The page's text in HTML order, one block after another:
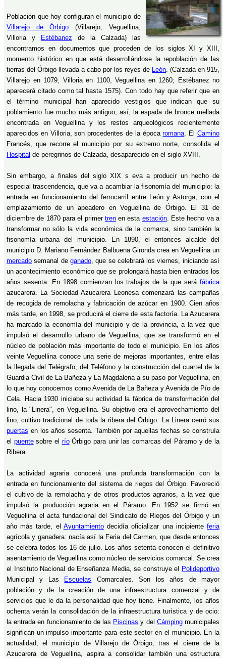
Población que hoy configuran el municipio de
Villarejo de Órbigo (Villarejo, Veguellina,
Villoria y
Estébanez de la Calzada) las
encontramos en documentos que proceden de los siglos XI y XIII,
momento histórico en que está desarrollándose la repoblación de las
tierras del Órbigo llevada a cabo por los reyes de
León . (Calzada en 915,
Villarejo en 1079, Villoria en 1100, Veguellina en 1260; Estébanez no
aparecerá citado como tal hasta 1575). Con todo hay que referir que en
el término municipal han aparecido vestigios que indican que su
poblamiento fue mucho más antiguo; así, la espada de bronce mellada
encontrada en Veguellina y los restos arqueológicos recientemente
aparecidos en Villoria, son procedentes de la épocaromana . ElCamino
Francés, que recorre el municipio por su extremo norte, consolida el
Hospital de peregrinos de Calzada, desaparecido en el siglo XVIII.
Sin embargo, a finales del siglo XIX s eva a producir un hecho de
especial trascendencia, que va a acambiar la fisonomía del municipio: la
entrada en funcionamiento del ferrocarril entre León y Astorga, con el
emplazamiento de un apeadero en Veguellina de Órbigo. El 31 de
diciembre de 1870 para el primer trenen esta estación. Este hecho va a
transformar no sólo la vida económica de la comarca, sino también la
fisonomía urbana del municipio. En 1890, el entonces alcalde del
municipio D. Mariano Fernández Balbuena Gironda crea en Veguellina un
mercado semanal de ganado, que se celebrará los viernes, iniciando así
un acontecimiento económico que se prolongará hasta bien entrados los
años sesenta. En 1898 comienzan los trabajos de la que será fábrica
azucarera. La Sociedad Azucarera Leonesa comenzará las campañas
de recogida de remolacha y fabricación de azúcar en 1900. Cien años
más tarde, en 1998, se producirá el cierre de esta factoría. La Azucarera
ha marcado la economía del municipio y de la provincia, a la vez que
impulsó el desarrrollo urbano de Veguellina, que se transformó en el
núcleo de población más importante de todo el municipio. En los años
veinte Veguellina conoce una serie de mejoras importantes, entre ellas
la llegada del Telégrafo, del Teléfono y la construcción del cuartel de la
Guardia Civil de La Bañeza y La Magdalena a su paso por Veguellina, en
lo que hoy conocemos como Avenida de La Bañeza y Avenida de Pío de
Cela. Hacia 1930 iniciaba su actividad la fábrica de transformación del
lino, la "Linera", en Veguellina. Su objetivo era el aprovechamiento del
lino, cultivo tradicional de toda la ribera del Órbigo. La Linera cerró sus
puertas en los años sesenta. También por aquellas fechas se construía
el puentesobre el ríoÓrbigo para unir las comarcas del Páramo y de la
Ribera.
La actividad agraria conocerá una profunda transformación con la
entrada en funcionamiento del sistema de riegos del Órbigo. Favoreció
el cultivo de la remolacha y de otros productos agrarios, a la vez que
impulsó la producción agraria en el Páramo. En 1952 se firmó en
Veguellina el acta fundacional del Sindicato de Riegos del Órbigo y un
año más tarde, el Ayuntamientodecidía oficializar una incipienteferia
agrícola y ganadera: nacía así la Feria del Carmen, que desde entonces
se celebra todos los 16 de julio. Los años setenta conocen el definitivo
asentamiento de Veguellina como núcleo de servicios comarcal. Se crea
el Instituto Nacional de Enseñanza Media, se construye el
Polideportivo
Municipal y Las
Escuelas Comarcales. Son los años de mayor
población y de la creación de una infraestructura comercial y de
servicios que le da la personalidad que hoy tiene. Finalmente, los años
ochenta verán la consolidación de la infraestructura turística y de ocio:
la entrada en funcionamiento de las Piscinas y del Cámpingmunicipales
significan un impulso importante para este sector en el municipio. En la
actualidad, el municipio de Villarejo de Órbigo, tras el cierre de la
Azucarera de Veguellina, aspira a consolidar también una estructura